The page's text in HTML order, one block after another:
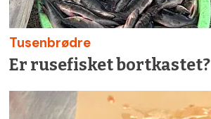
Tusenbrødre
Er rusefisket bortkastet?